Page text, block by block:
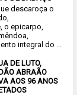
descaroça o
o epicarpo,
integral do ...
DE LUTO,
ABRAÃO
AOS 96 ANOS